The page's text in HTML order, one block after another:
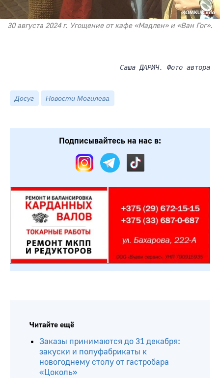
30 августа 2024 г. Угощение от кафе «Мадлен» и «Ван Гог».
Саша ДАРИЧ. Фото автора
Досуг Новости Могилева
Подписывайтесь на нас в:
Читайте ещё
Заказы принимаются до 31 декабря:
закуски и полуфабрикаты к
новогоднему столу от гастробара
«Цоколь»